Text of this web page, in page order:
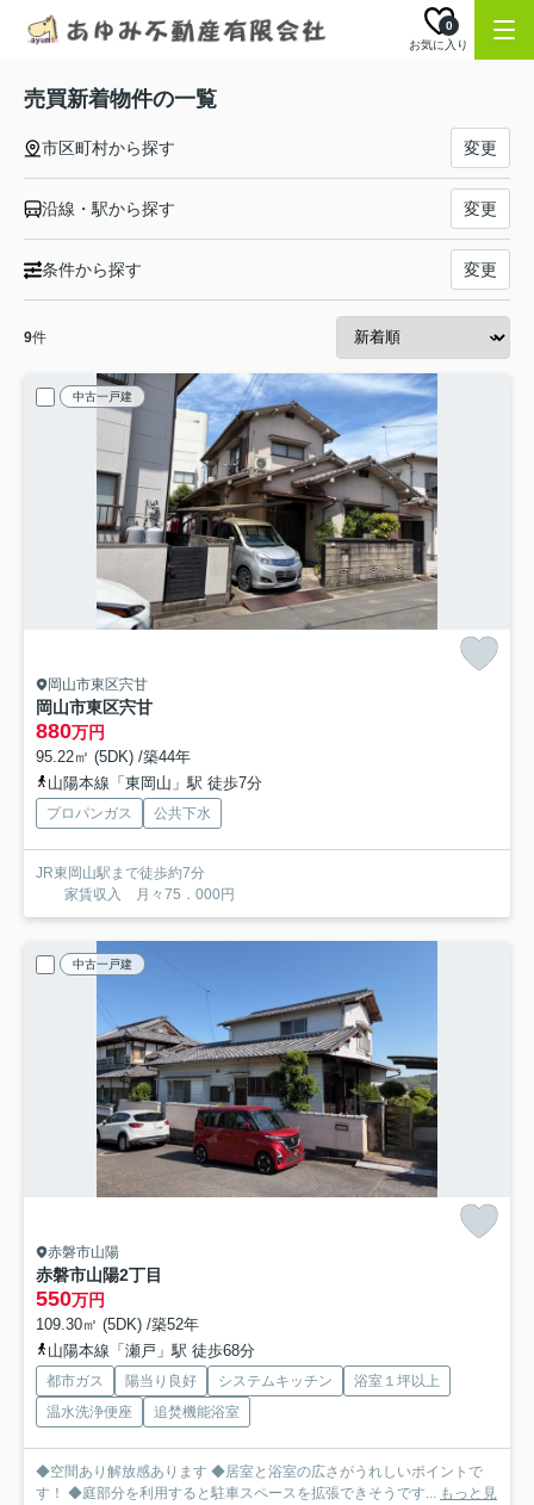
お気に入り
0
売買新着物件の一覧
市区町村から探す 変更
沿線・駅から探す 変更
条件から探す 変更
9件
中古一戸建
岡山市東区宍甘
岡山市東区宍甘
880万円
95.22㎡ (5DK) /築44年
山陽本線「東岡山」駅 徒歩7分
プロパンガス 公共下水
JR東岡山駅まで徒歩約7分
家賃収入 月々75．000円
中古一戸建
赤磐市山陽
赤磐市山陽2丁目
550万円
109.30㎡ (5DK) /築52年
山陽本線「瀬戸」駅 徒歩68分
都市ガス 陽当り良好 システムキッチン
浴室１坪以上
温水洗浄便座
追焚機能浴室
◆空間あり解放感あります ◆居室と浴室の広さがうれしいポイントで
す！ ◆庭部分を利用すると駐車スペースを拡張できそうです... もっと見